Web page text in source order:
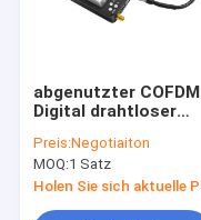
abgenutzter COFDM
Digital drahtloser
1080P HD Körper-mit
Datenverbindung
Preis:Negotiaiton
MOQ:1 Satz